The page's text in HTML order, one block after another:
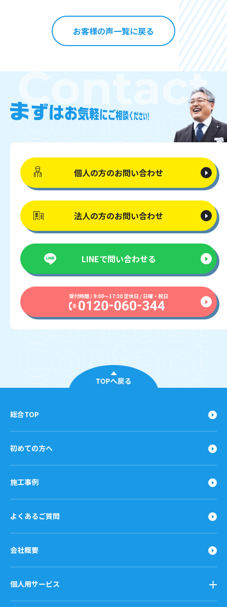
お客様の声一覧に戻る
個人の方のお問い合わせ
法人の方のお問い合わせ
LINEで問い合わせる
受付時間 / 9:00〜17:30 定休日 / 日曜・祝日
TOPへ戻る
総合TOP
初めての方へ
施工事例
よくあるご質問
会社概要
個人用サービス